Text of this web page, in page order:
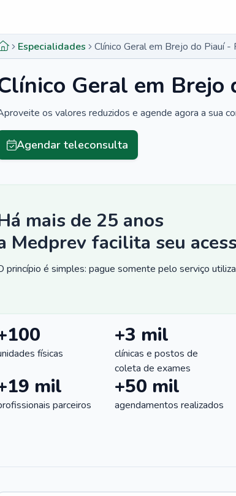
Especialidades Clínico Geral em Brejo do Piauí -
Geral em Brejo
os valores reduzidos e agende agora a sua
Agendar teleconsulta
mais de 25 anos
Medprev facilita seu
princípio é simples: pague somente pelo serviço
físicas
+3 mil
clínicas e postos de
coleta de exames
mil
parceiros
+50 mil
agendamentos realizados